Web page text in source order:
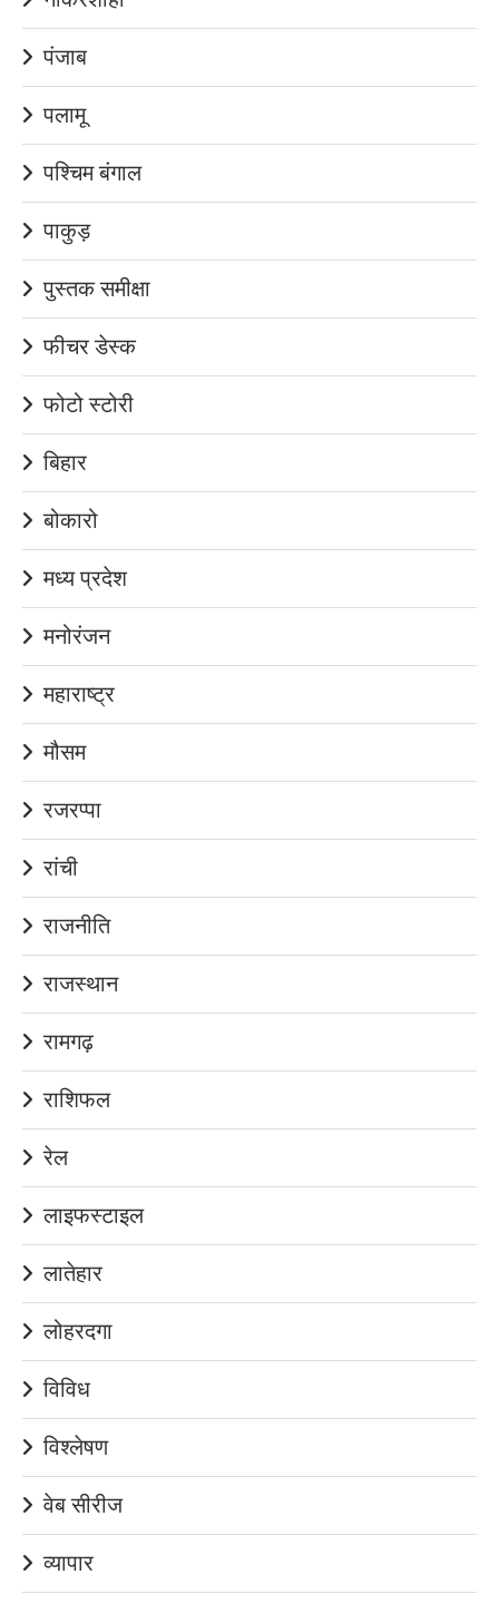
पंजाब
पलामू
पश्चिम बंगाल
पाकुड़
पुस्तक समीक्षा
फीचर डेस्क
फोटो स्टोरी
बिहार
बोकारो
मध्य प्रदेश
मनोरंजन
महाराष्ट्र
मौसम
रजरप्पा
रांची
राजनीति
राजस्थान
रामगढ़
राशिफल
रेल
लाइफस्टाइल
लातेहार
लोहरदगा
विविध
विश्लेषण
वेब सीरीज
व्यापार